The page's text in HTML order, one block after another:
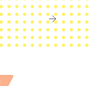
きに